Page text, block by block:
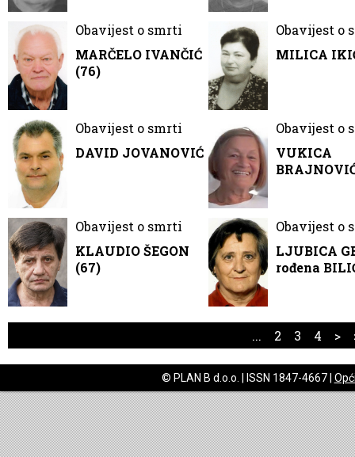
Obavijest o smrti
MARČELO IVANČIĆ
(76)
Obavijest o
MILICA
Obavijest o smrti
DAVID JOVANOVIĆ
Obavijest o
VUKICA
Obavijest o smrti
KLAUDIO ŠEGON
(67)
Obavijest o
LJUBICA
rođena
... 2 3 4 >
© PLAN B d.o.o. | ISSN 1847-4667 |